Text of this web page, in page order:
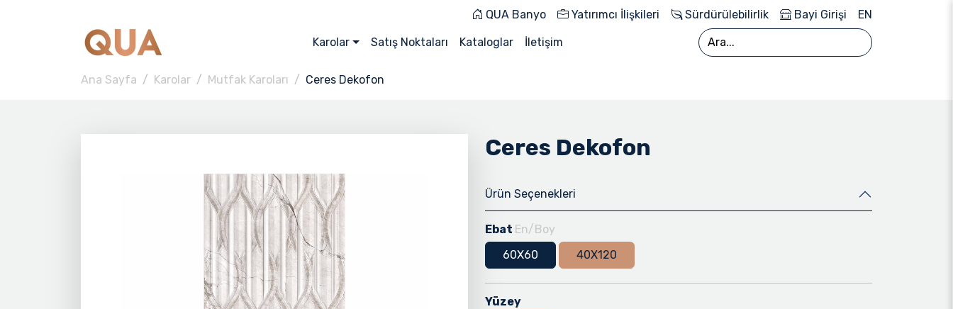
QUA Banyo Yatırımcı İlişkileri Sürdürülebilirlik Bayi Girişi EN
Karolar Satış Noktaları Kataloglar İletişim
Ana Sayfa Karolar Mutfak Karoları Ceres Dekofon
Ceres Dekofon
Ürün Seçenekleri
Ebat En/Boy
60X60
40X120
Yüzey